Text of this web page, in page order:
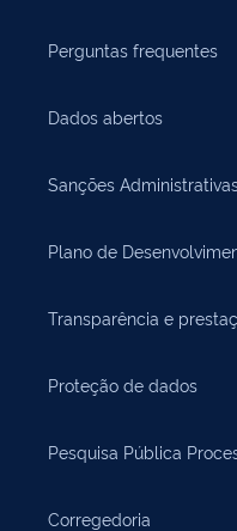
Perguntas frequentes
Dados abertos
Sanções
Plano de
Transparência e
Proteção de dados
Pesquisa Pública
Corregedoria